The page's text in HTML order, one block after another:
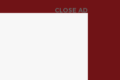
CLOSE AD